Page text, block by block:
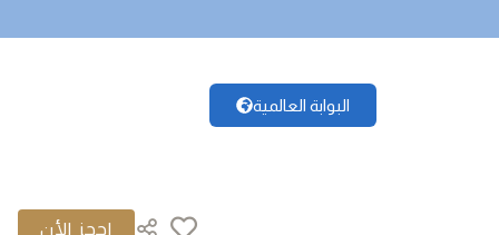
البوابة العالمية